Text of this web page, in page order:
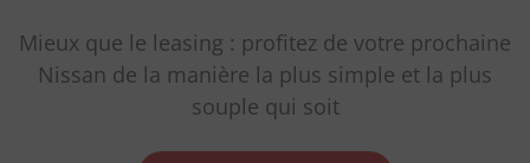
Mieux que le leasing : profitez de votre prochaine
Nissan de la manière la plus simple et la plus
souple qui soit